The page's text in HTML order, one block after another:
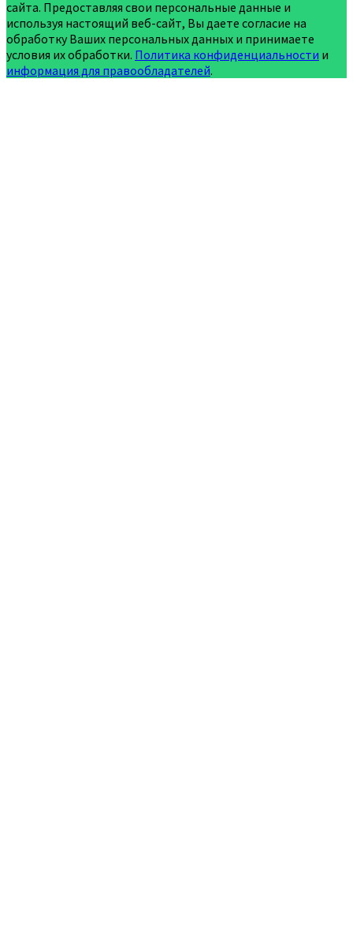
сайта. Предоставляя свои персональные данные и
используя настоящий веб-сайт, Вы даете согласие на
обработку Ваших персональных данных и принимаете
условия их обработки. Политика конфиденциальности и
информация для правообладателей.